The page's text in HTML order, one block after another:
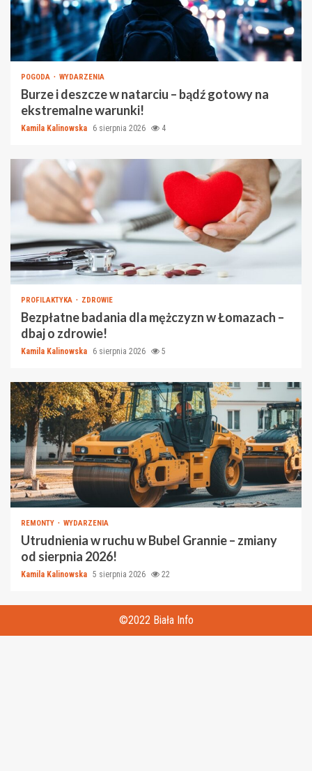
POGODA WYDARZENIA
Burze i deszcze w natarciu – bądź gotowy na
ekstremalne warunki!
Kamila Kalinowska 6 sierpnia 2026 4
PROFILAKTYKA ZDROWIE
Bezpłatne badania dla mężczyzn w Łomazach –
dbaj o zdrowie!
Kamila Kalinowska 6 sierpnia 2026 5
REMONTY WYDARZENIA
Utrudnienia w ruchu w Bubel Grannie – zmiany
od sierpnia 2026!
Kamila Kalinowska 5 sierpnia 2026 22
©2022 Biała Info